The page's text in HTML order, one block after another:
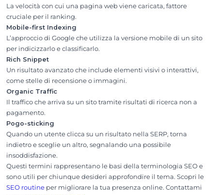
La velocità con cui una pagina web viene caricata, fattore
cruciale per il ranking.
Mobile-first Indexing
L’approccio di Google che utilizza la versione mobile di un sito
per indicizzarlo e classificarlo.
Rich Snippet
Un risultato avanzato che include elementi visivi o interattivi,
come stelle di recensione o immagini.
Organic Traffic
Il traffico che arriva su un sito tramite risultati di ricerca non a
pagamento.
Pogo-sticking
Quando un utente clicca su un risultato nella SERP, torna
indietro e sceglie un altro, segnalando una possibile
insoddisfazione.
Questi termini rappresentano le basi della terminologia SEO e
sono utili per chiunque desideri approfondire il tema. Scopri le
SEO routineper migliorare la tua presenza online. Contattami